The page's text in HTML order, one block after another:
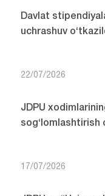
Davlat
uchrashuv
22/07/2026
JDPU
sog‘lomlashtirish
17/07/2026